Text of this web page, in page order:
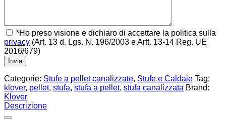
*Ho preso visione e dichiaro di accettare la politica sulla
privacy (Art. 13 d. Lgs. N. 196/2003 e Artt. 13-14 Reg. UE
2016/679)
Categorie: Stufe a pellet canalizzate, Stufe e Caldaie Tag:
klover, pellet, stufa, stufa a pellet, stufa canalizzata Brand:
Klover
Descrizione